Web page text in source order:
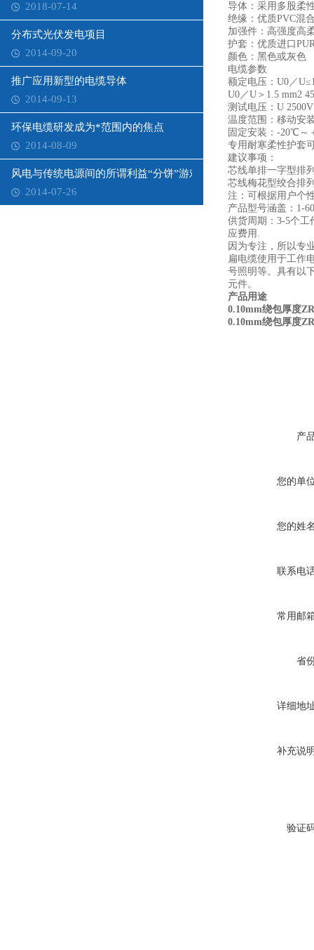
2018-07-14
分布式光伏发电项目
2014-09-20
推广应用新型的电缆导体
2014-09-13
环保电缆研发成为*范围内的焦点
2014-08-09
风电与传统电源间的所谓利益“分饼”游戏
2014-07-26
导体：采用多股柔
绝缘：优质PVC
加强件：高强度高
护套：优质进口
颜色：黑色或灰色
电缆参数
额定电压：U0／
U0／U＞1.5 mm2
测试电压：U 2500V
温度范围：移动安
固定安装：-20℃～
专用耐寒柔性护套
建议事项：
芯线单排一字型排
芯线梅花型绞合排
注：可根据用户个
产品型号涵盖：1-
供货周期：3-5个
应费用.
因为专注，所以专
扁电缆使用于工作
号照明等。具有以
元件。
产品用途
0.10mm绕包厚度
0.10mm绕包厚度
产
您的单
您的姓
联系电
常用邮
省
详细地
补充说
验证